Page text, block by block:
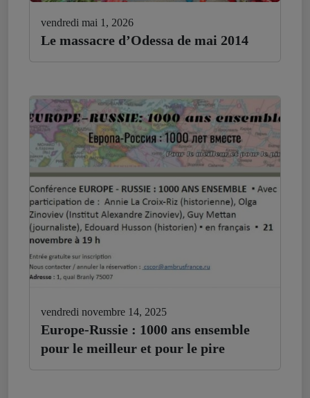
vendredi mai 1, 2026
Le massacre d’Odessa de mai 2014
vendredi novembre 14, 2025
Europe-Russie : 1000 ans ensemble
pour le meilleur et pour le pire